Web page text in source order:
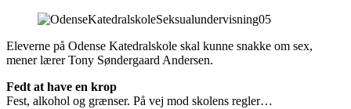
Eleverne på Odense Katedralskole skal kunne snakke om sex,
mener lærer Tony Søndergaard Andersen.
Fedt at have en krop
Fest, alkohol og grænser. På vej mod skolens regler…